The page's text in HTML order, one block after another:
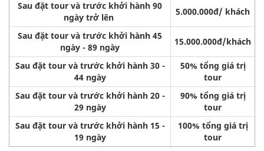
Sau đặt tour và trước khởi hành 90
ngày trở lên
5.000.000đ/ khách
Sau đặt tour và trước khởi hành 45
ngày - 89 ngày
15.000.000đ/khách
Sau đặt tour và trước khởi hành 30 -
44 ngày
50% tổng giá trị
tour
Sau đặt tour và trước khởi hành 20 -
29 ngày
90% tổng giá trị
tour
Sau đặt tour và trước khởi hành 15 -
19 ngày
100% tổng giá trị
tour